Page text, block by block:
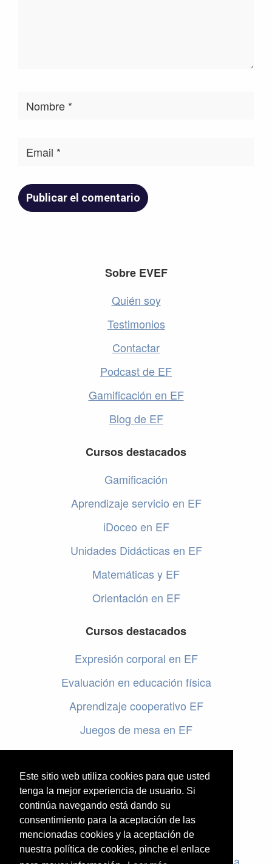
Este sitio web utiliza cookies para que usted
tenga la mejor experiencia de usuario. Si
continúa navegando está dando su
consentimiento para la aceptación de las
mencionadas cookies y la aceptación de
nuestra política de cookies, pinche el enlace
Sobre EVEF
Quién soy
Testimonios
Contactar
Podcast de EF
Gamificación en EF
Blog de EF
Cursos destacados
Gamificación
Aprendizaje servicio en EF
iDoceo en EF
Unidades Didácticas en EF
Matemáticas y EF
Orientación en EF
Cursos destacados
Expresión corporal en EF
Evaluación en educación física
Aprendizaje cooperativo EF
Juegos de mesa en EF
Programar en EF
Cursos online de educación física
Artículos destacados
Evaluación en educación física